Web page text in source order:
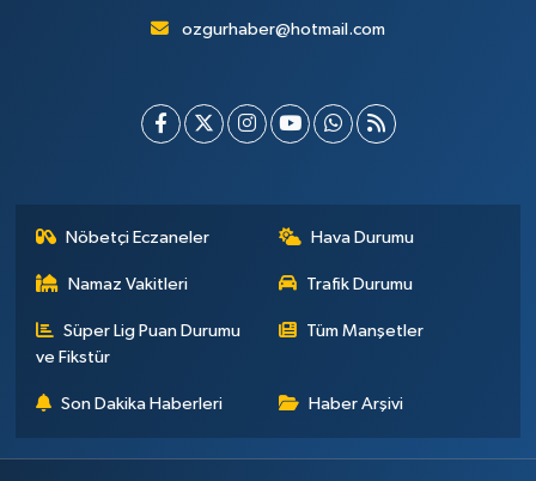
ozgurhaber@hotmail.com
Nöbetçi Eczaneler Hava Durumu
Namaz Vakitleri Trafik Durumu
Süper Lig Puan Durumu
ve Fikstür
Tüm Manşetler
Son Dakika Haberleri Haber Arşivi